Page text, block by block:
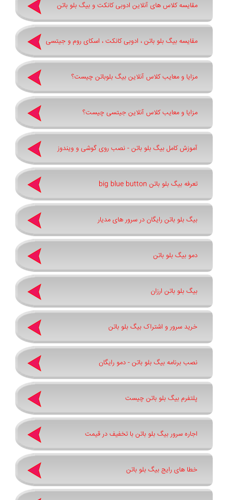
مقایسه کلاس های آنلاین ادوبی کانکت و بیگ بلو باتن
مقایسه بیگ بلو باتن ، ادوبی کانکت ، اسکای روم و جیتسی
مزایا و معایب کلاس آنلاین بیگ بلوباتن چیست؟
مزایا و معایب کلاس آنلاین جیتسی چیست؟
آموزش کامل بیگ بلو باتن - نصب روی گوشی و ویندوز
تعرفه بیگ بلو باتن big blue button
بیگ بلو باتن رایگان در سرور های مدیار
دمو بیگ بلو باتن
بیگ بلو باتن ارزان
خرید سرور و اشتراک بیگ بلو باتن
نصب برنامه بیگ بلو باتن - دمو رایگان
پلتفرم بیگ بلو باتن چیست
اجاره سرور بیگ بلو باتن با تخفیف در قیمت
خطا های رایج بیگ بلو باتن